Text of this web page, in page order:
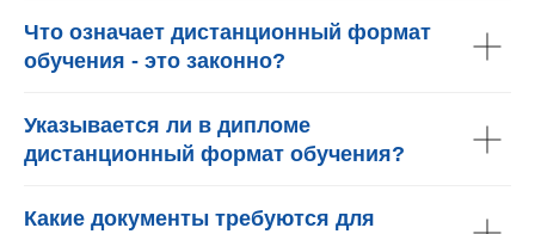
Что означает дистанционный формат
обучения - это законно?
Указывается ли в дипломе
дистанционный формат обучения?
Какие документы требуются для